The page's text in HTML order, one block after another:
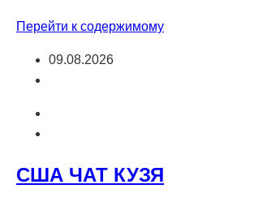
Перейти к содержимому
09.08.2026
США ЧАТ КУЗЯ